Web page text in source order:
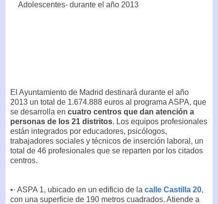
El Ayuntamiento de Madrid destinará durante el año
2013 un total de 1.674.888 euros al programa ASPA, que
se desarrolla en cuatro centros que dan atención a
personas de los 21 distritos. Los equipos profesionales
están integrados por educadores, psicólogos,
trabajadores sociales y técnicos de inserción laboral, un
total de 46 profesionales que se reparten por los citados
centros.
•· ASPA 1, ubicado en un edificio de la calle Castilla 20,
con una superficie de 190 metros cuadrados. Atiende a